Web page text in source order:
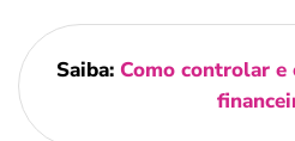
Saiba: Como controlar e